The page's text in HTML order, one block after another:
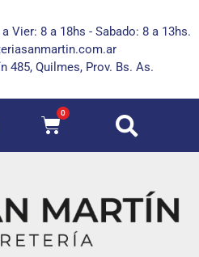
a Vier: 8 a 18hs - Sabado: 8 a 13hs.
485, Quilmes, Prov. Bs. As.
0